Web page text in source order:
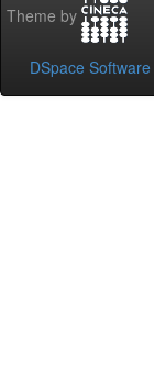
Theme by
DSpace Software